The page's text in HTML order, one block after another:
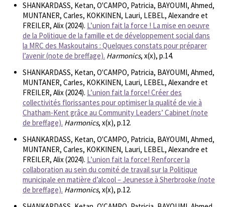
SHANKARDASS, Ketan, O'CAMPO, Patricia, BAYOUMI, Ahmed,
MUNTANER, Carles, KOKKINEN, Lauri, LEBEL, Alexandre et
FREILER, Alix (2024). L’union fait la force ! La mise en oeuvre
de la Politique de la famille et de développement social dans
la MRC des Maskoutains : Quelques constats pour préparer
l’avenir (note de breffage). Harmonics, x(x), p.14.
SHANKARDASS, Ketan, O'CAMPO, Patricia, BAYOUMI, Ahmed,
MUNTANER, Carles, KOKKINEN, Lauri, LEBEL, Alexandre et
FREILER, Alix (2024). L’union fait la force! Créer des
collectivités florissantes pour optimiser la qualité de vie à
Chatham-Kent grâce au Community Leaders’ Cabinet (note
de breffage). Harmonics, x(x), p.12.
SHANKARDASS, Ketan, O'CAMPO, Patricia, BAYOUMI, Ahmed,
MUNTANER, Carles, KOKKINEN, Lauri, LEBEL, Alexandre et
FREILER, Alix (2024). L’union fait la force! Renforcer la
collaboration au sein du comité de travail sur la Politique
municipale en matière d’alcool – Jeunesse à Sherbrooke (note
de breffage). Harmonics, x(x), p.12.